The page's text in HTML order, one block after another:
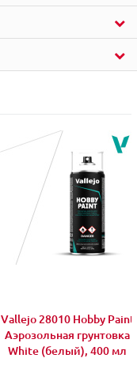
Vallejo 28010 Hobby Paint
Аэрозольная грунтовка
White (белый), 400 мл